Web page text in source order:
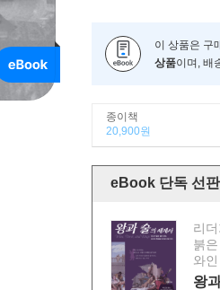
이 상품은 구
상품이며, 배
종이책
20,900원
eBook 단독 선판
리
붉은
와
왕